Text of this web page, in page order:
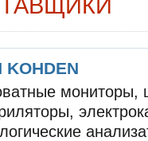
KOHDEN
мониторы,